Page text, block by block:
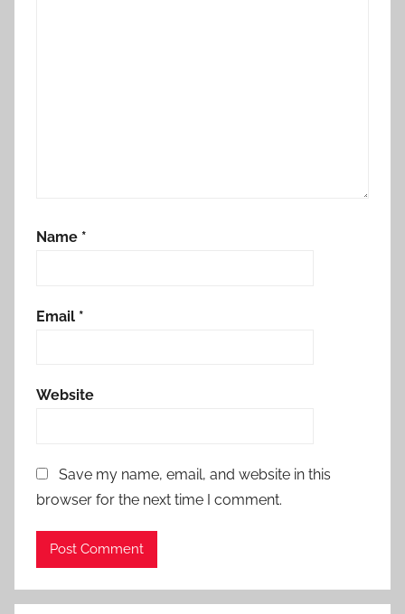
Name *
Email *
Website
Save my name, email, and website in this
browser for the next time I comment.